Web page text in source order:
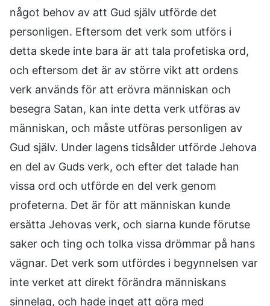
något behov av att Gud själv utförde det
personligen. Eftersom det verk som utförs i
detta skede inte bara är att tala profetiska ord,
och eftersom det är av större vikt att ordens
verk används för att erövra människan och
besegra Satan, kan inte detta verk utföras av
människan, och måste utföras personligen av
Gud själv. Under lagens tidsålder utförde Jehova
en del av Guds verk, och efter det talade han
vissa ord och utförde en del verk genom
profeterna. Det är för att människan kunde
ersätta Jehovas verk, och siarna kunde förutse
saker och ting och tolka vissa drömmar på hans
vägnar. Det verk som utfördes i begynnelsen var
inte verket att direkt förändra människans
sinnelag, och hade inget att göra med